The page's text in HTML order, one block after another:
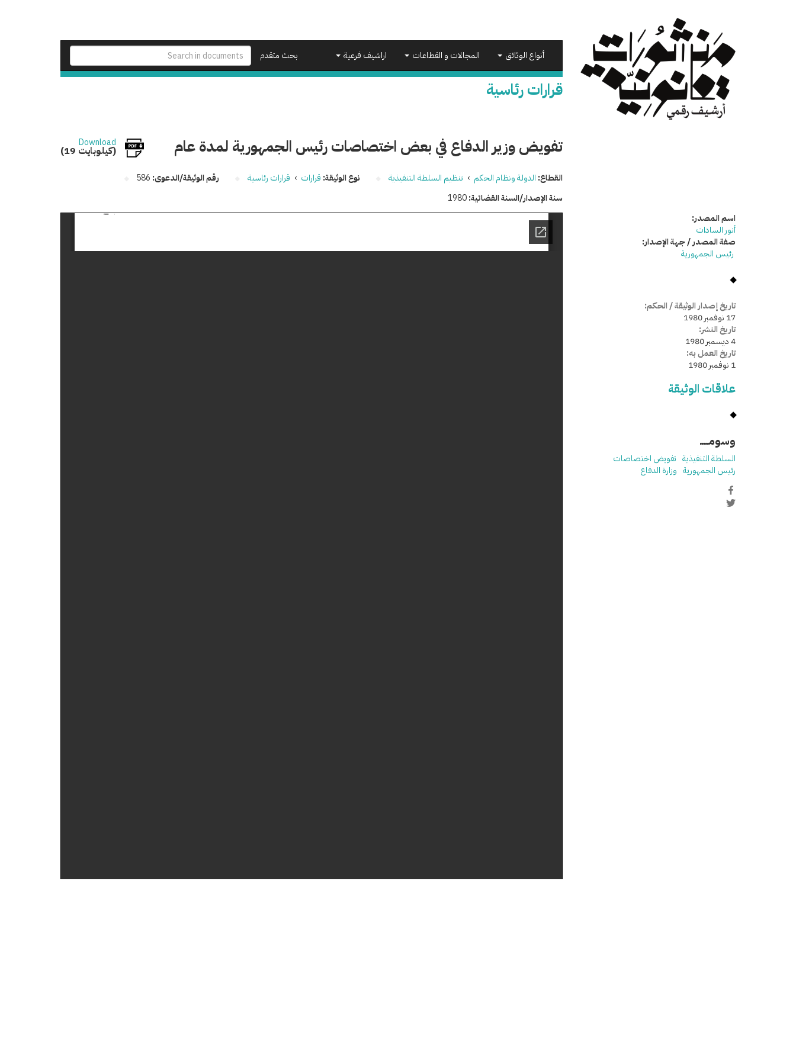
بحث متقدم
أنواع الوثائق المجالات و القطاعات اراشيف فرعية
قرارات رئاسية
تفويض وزير الدفاع في بعض اختصاصات رئيس الجمهورية لمدة عام Download
(19 كيلوبايت)
القطاع: الدولة ونظام الحكم › تنظيم السلطة التنفيذية نوع الوثيقة: قرارات › قرارات رئاسية رقم الوثيقة/الدعوى: 586
سنة الإصدار/السنة القضائية:1980
اسم المصدر:
أنور السادات
صفة المصدر / جهة الإصدار:
رئيس الجمهورية
تاريخ إصدار الوثيقة / الحكم:
17 نوفمبر 1980
تاريخ النشر:
4 ديسمبر 1980
تاريخ العمل به:
1 نوفمبر 1980
علاقات الوثيقة
وسومـــــ
السلطة التنفيذية تفويض اختصاصات
رئيس الجمهورية وزارة الدفاع